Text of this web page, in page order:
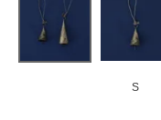
ファッション雑貨
S